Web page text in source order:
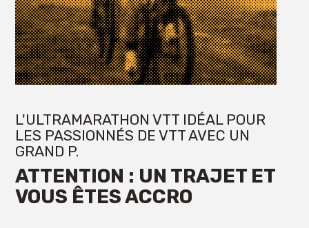
L'ULTRAMARATHON VTT IDÉAL POUR
LES PASSIONNÉS DE VTT AVEC UN
GRAND P.
ATTENTION : UN TRAJET ET
VOUS ÊTES ACCRO